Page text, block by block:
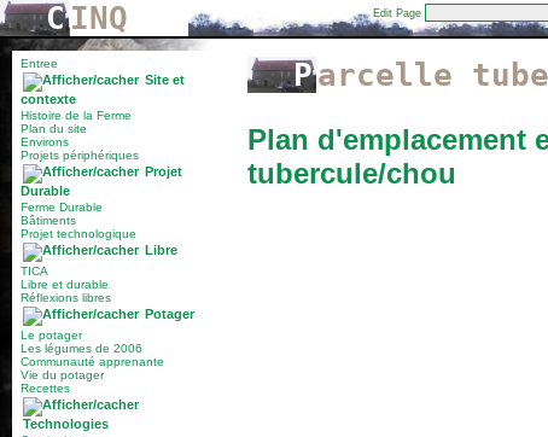
C INQ Edit Page
Entree
Site et
contexte
Histoire de la Ferme
Plan du site
Environs
Projets périphériques
Projet
Durable
Ferme Durable
Bâtiments
Projet technologique
Libre
TICA
Libre et durable
Réflexions libres
Potager
Le potager
Les légumes de 2006
Communauté apprenante
Vie du potager
Recettes
Technologies
Parcelle
Plan d'emplacement
tubercule/chou